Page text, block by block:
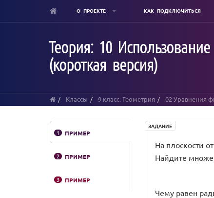
О ПРОЕКТЕ КАК ПОДКЛЮЧИТЬСЯ
Теория: 10
(короткая версия)
Классы 9 класс. Геометрия 02 Уравнения
1 ПРИМЕР
2 ПРИМЕР
3 ПРИМЕР
ЗАДАНИЕ
На плоскости
Найдите
Чему равен